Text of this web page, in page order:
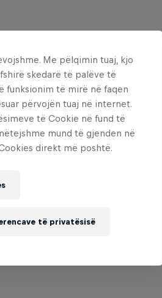
Me pëlqimin tuaj, kjo
skedarë të palëve të
funksionim të mirë në faqen
përvojën tuaj në internet.
të Cookie në fund të
mund të gjenden në
direkt më poshtë.
të privatësisë